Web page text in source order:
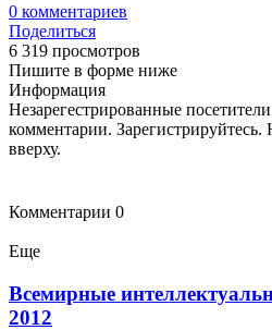
0 комментариев
Поделиться
6 319 просмотров
Пишите в форме ниже
Информация
Незарегестрированные
комментарии.
вверху.
Комментарии 0
Еще
Всемирные
2012